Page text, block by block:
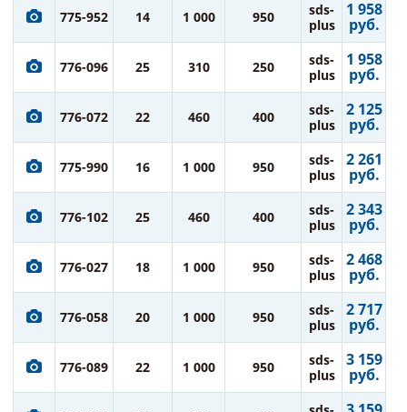
775-952 14 1 000 950
sds-
plus
1 958
руб.
776-096 25 310 250
sds-
plus
1 958
руб.
776-072 22 460 400
sds-
plus
2 125
руб.
775-990 16 1 000 950
sds-
plus
2 261
руб.
776-102 25 460 400
sds-
plus
2 343
руб.
776-027 18 1 000 950
sds-
plus
2 468
руб.
776-058 20 1 000 950
sds-
plus
2 717
руб.
776-089 22 1 000 950
sds-
plus
3 159
руб.